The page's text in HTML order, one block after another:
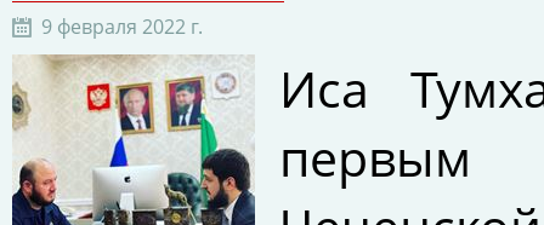
9 февраля 2022 г.
Иса
первым